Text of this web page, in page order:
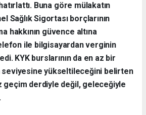
Buna göre mülakatın
Sağlık Sigortası borçlarının
hakkının güvence altına
ile bilgisayardan verginin
KYK burslarının da en az bir
seviyesine yükseltileceğini belirten
geçim derdiyle değil, geleceğiyle